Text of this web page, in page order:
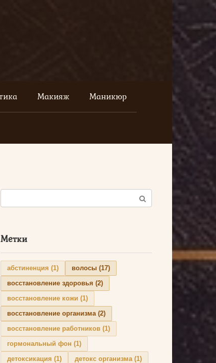
Макияж Маникюр
Поиск:
Метки
абстиненция (1) волосы (17)
восстановление здоровья (2)
восстановление кожи (1)
восстановление организма(2)
восстановление работников (1)
гормональный фон (1)
детоксикация (1) детокс организма(1)